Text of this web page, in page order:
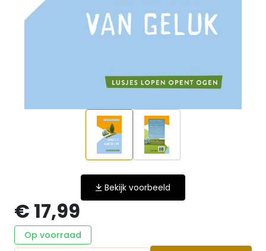
Bekijk voorbeeld
€ 17,99
Op voorraad